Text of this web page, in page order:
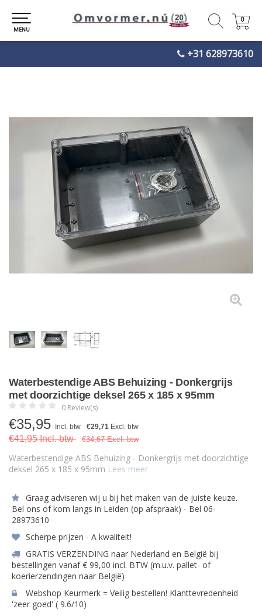
+31 628973610
0
0
MENU
Waterbestendige ABS Behuizing - Donkergrijs
met doorzichtige deksel 265 x 185 x 95mm
0 Review(s)
€35,95 Incl. btw €29,71 Excl. btw
€41,95 Incl. btw €34,67 Excl. btw
Waterbestendige ABS Behuizing - Donkergrijs met doorzichtige
deksel 265 x 185 x 95mm Lees meer
Graag adviseren wij u bij het maken van de juiste keuze.
Bel ons of kom langs in Leiden (op afspraak) - Bel 06-
28973610
Scherpe prijzen - A kwaliteit!
GRATIS VERZENDING naar Nederland en België bij
bestellingen vanaf € 99,00 incl. BTW (m.u.v. pallet- of
koerierzendingen naar België)
Webshop Keurmerk = Veilig bestellen! Klanttevredenheid
'zeer goed' ( 9.6/10)